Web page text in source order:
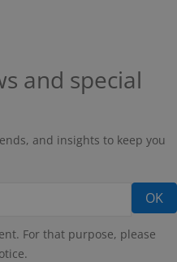
and special
and insights to keep you
For that purpose, please